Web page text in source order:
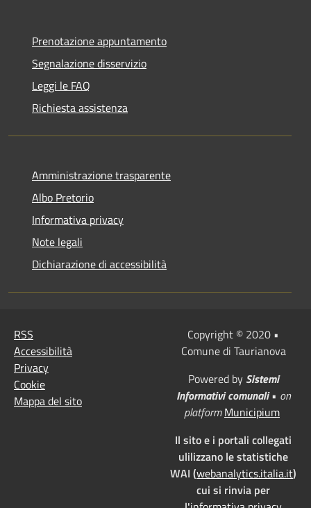
Prenotazione appuntamento
Segnalazione disservizio
Leggi le FAQ
Richiesta assistenza
Amministrazione trasparente
Albo Pretorio
Informativa privacy
Note legali
Dichiarazione di accessibilità
RSS
Accessibilità
Privacy
Cookie
Mappa del sito
Copyright © 2020 •
Comune di Taurianova
Powered by Sistemi
Informativi comunali• on
platform Municipium
Il sito e i portali collegati
ulilizzano le statistiche
WAI (webanalytics.italia.it)
cui si rinvia per